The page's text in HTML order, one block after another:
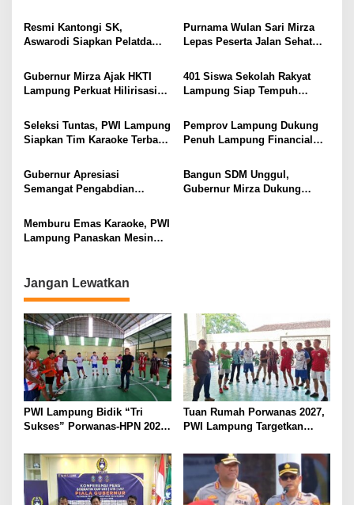
TP PKK Lampung Dorong
Pembangunan SDM Dimulai
Terendah di Sumatera
Resmi Kantongi SK,
Aswarodi Siapkan Pelatda
Menuju Porwanas 2027
Purnama Wulan Sari Mirza
Lepas Peserta Jalan Sehat
Lansia Sehat dan Bahagia
Gubernur Mirza Ajak HKTI
Lampung Perkuat Hilirisasi
Kesejahteraan Petani
401 Siswa Sekolah Rakyat
Lampung Siap Tempuh
Dorong Lahirnya Generasi
Emas
Seleksi Tuntas, PWI Lampung
Siapkan Tim Karaoke Terbaik
Pemprov Lampung Dukung
Penuh Lampung Financial
Keuangan Generasi Muda
Gubernur Apresiasi
Semangat Pengabdian
Menjaga Stabilitas Lampung
Bangun SDM Unggul,
Gubernur Mirza Dukung
Memburu Emas Karaoke, PWI
Lampung Panaskan Mesin
Jangan Lewatkan
PWI Lampung Bidik “Tri
Sukses” Porwanas-HPN 2027:
Pariwisata Menggeliat
Tuan Rumah Porwanas 2027,
PWI Lampung Targetkan